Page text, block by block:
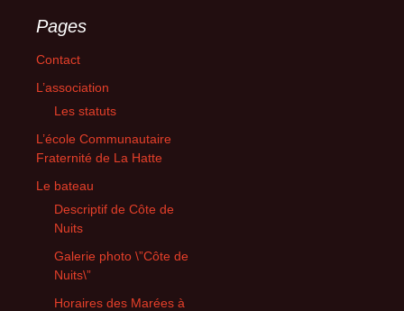
Pages
Contact
L’association
Les statuts
L’école Communautaire
Fraternité de La Hatte
Le bateau
Descriptif de Côte de
Nuits
Galerie photo \”Côte de
Nuits\”
Horaires des Marées à